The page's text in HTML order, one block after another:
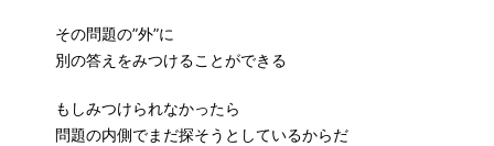
その問題の”外”に
別の答えをみつけることができる
もしみつけられなかったら
問題の内側でまだ探そうとしているからだ